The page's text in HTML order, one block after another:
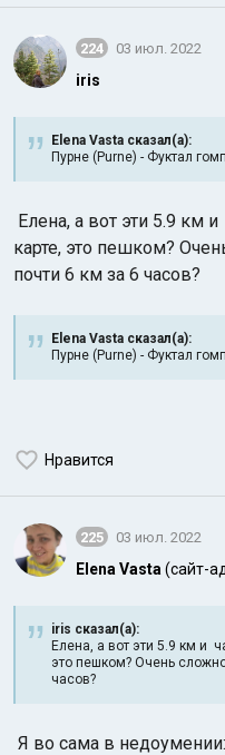
224 03 июл. 2022
iris
Elena Vasta сказал(а):
Пурне (Purne) - Фуктал
Елена, а вот эти 5.9 км
карте, это пешком?
почти 6 км за 6 часов?
Elena Vasta сказал(а):
Пурне (Purne) - Фуктал
Нравится
225 03 июл. 2022
Elena Vasta (сайт-
iris сказал(а):
Елена, а вот эти 5.9 км и
это пешком? Очень
часов?
Я во сама в